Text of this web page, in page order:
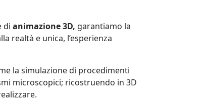
di animazione 3D, garantiamo la
realtà e unica, l’esperienza
la simulazione di procedimenti
microscopici; ricostruendo in 3D